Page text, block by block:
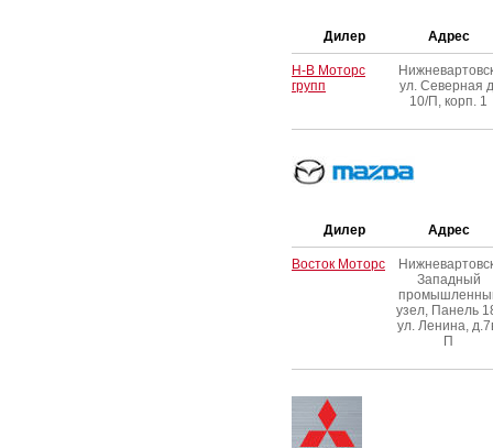
Дилер Адрес
Н-В Моторс
групп
ул. Северная
10/П, корп. 1
Дилер Адрес
Восток Моторс
Западный
узел, Панель
ул. Ленина,
П